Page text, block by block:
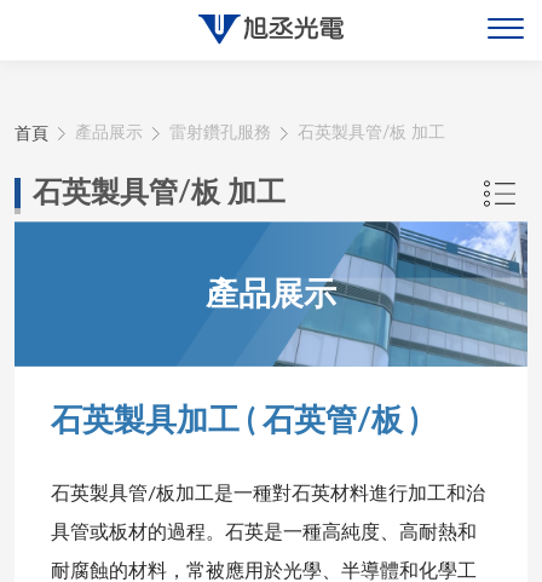
最新消息
產品展示
聯絡旭丞
首頁 產品展示 雷射鑽孔服務 石英製具管/板 加工
石英製具管/板 加工
產品展示
石英製具加工 ( 石英管/板 )
石英製具管/板加工是一種對石英材料進行加工和治
具管或板材的過程。石英是一種高純度、高耐熱和
耐腐蝕的材料，常被應用於光學、半導體和化學工